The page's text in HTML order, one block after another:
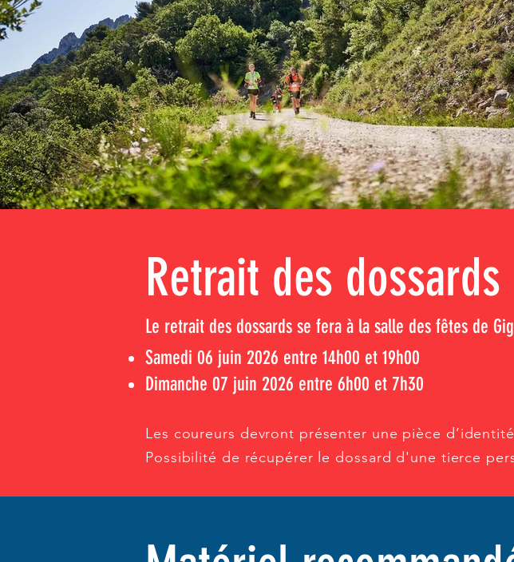
Retrait des dossards
Le retrait des dossards se fera à la salle des fêtes de
Samedi 06 juin 2026 entre 14h00 et 19h00
Dimanche 07 juin 2026 entre 6h00 et 7h30
Les coureurs devront présenter une pièce
Possibilité de récupérer le dossard d'une tierce